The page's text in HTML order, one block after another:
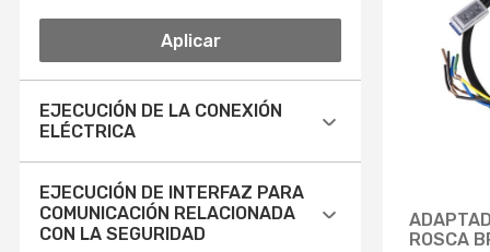
Aplicar
EJECUCIÓN DE LA CONEXIÓN
ELÉCTRICA
ABRAZADERA (1)
CABLE RADIAL (18)
EJECUCIÓN DE INTERFAZ PARA
COMUNICACIÓN RELACIONADA
CON LA SEGURIDAD
ROSCA